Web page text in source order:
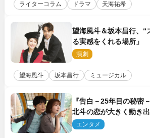
ライターコラム ドラマ 天海祐希
望海風斗＆坂本昌行、“
る実感をくれる場所」
原動力を語る
演劇
望海風斗 坂本昌行 ミュージカル
『告白－25年目の秘密
北斗の恋が大きく動き
エンタメ